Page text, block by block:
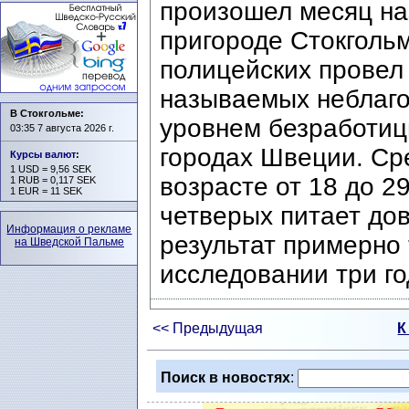
произошел месяц
пригороде
полицейских
называемых
уровнем
городах Швеции.
возрасте от 18 до
четверых питает
результат
исследовании три
<< Предыдущая
Поиск в новостях:
В Стокгольме:
03:35 7 августа 2026 г.
Курсы валют:
1 USD = 9,56 SEK
1 RUB = 0,117 SEK
1 EUR = 11 SEK
Информация о рекламе
на Шведской Пальме